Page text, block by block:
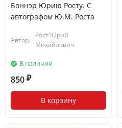
Боннэр Юрию Росту. С
автографом Ю.М. Роста
Автор:
Рост Юрий
Михайлович
В наличии
850 ₽
В корзину